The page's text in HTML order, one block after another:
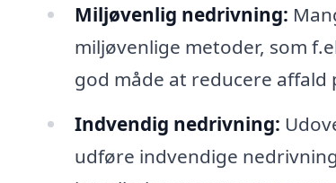
Miljøvenlig nedrivning:
miljøvenlige metoder, som
god måde at reducere
Indvendig nedrivning:
udføre indvendige